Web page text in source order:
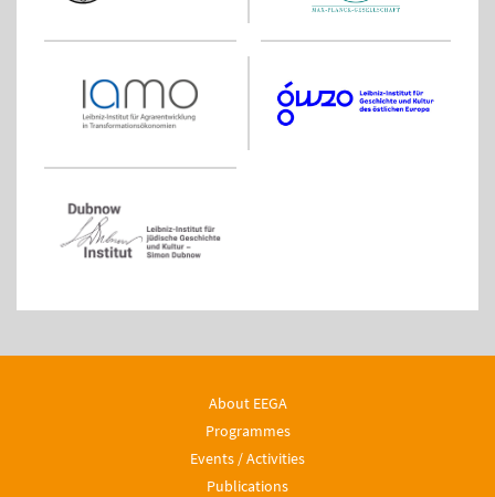
About EEGA
Programmes
Events / Activities
Publications